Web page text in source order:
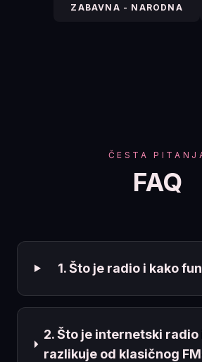
ZABAVNA - NARODNA
ČESTA
FAQ
1. Što je radio i kako
2. Što je internetski radio
razlikuje od klasičnog